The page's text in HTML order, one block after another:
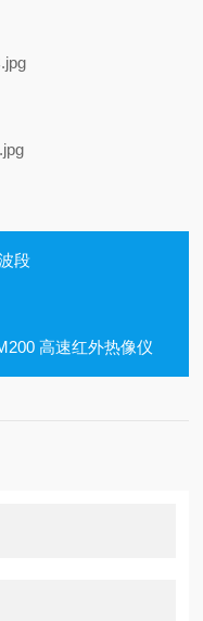
段
高速红外热像仪